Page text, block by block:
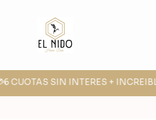
CUOTAS SIN INTERES +